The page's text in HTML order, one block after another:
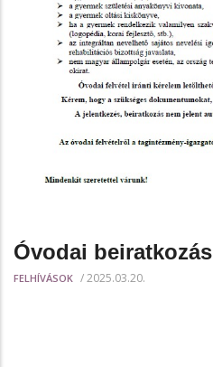
Óvodai beiratkozás
FELHÍVÁSOK /2025.03.20.